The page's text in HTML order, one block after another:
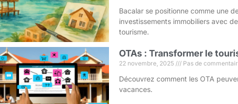
Bacalar se positionne comme une
investissements immobiliers avec
tourisme.
OTAs : Transformer le
22 novembre, 2025 Pas de
Découvrez comment les OTA
vacances.